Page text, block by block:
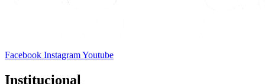
Facebook InstagramYoutube
Institucional